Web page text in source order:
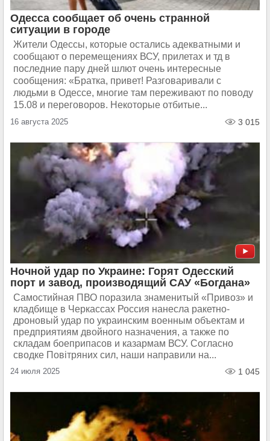
Одесса сообщает об очень странной
ситуации в городе
Жители Одессы, которые остались адекватными и
сообщают о перемещениях ВСУ, прилетах и тд в
последние пару дней шлют очень интересные
сообщения: «Братка, привет! Разговаривали с
людьми в Одессе, многие там переживают по поводу
15.08 и переговоров. Некоторые отбитые...
16 августа 2025 3 015
Ночной удар по Украине: Горят Одесский
порт и завод, производящий САУ «Богдана»
Самостийная ПВО поразила знаменитый «Привоз» и
кладбище в Черкассах Россия нанесла ракетно-
дроновый удар по украинским военным объектам и
предприятиям двойного назначения, а также по
складам боеприпасов и казармам ВСУ. Согласно
сводке Повітряних сил, наши направили на...
24 июля 2025 1 045